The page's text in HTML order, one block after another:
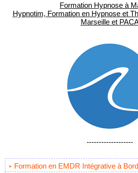
Formation Hypnose à
Hypnotim, Formation en Hypnose et
Marseille et
-------------------
Formation en EMDR Intégrative à